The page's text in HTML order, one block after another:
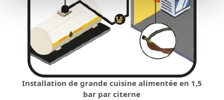
Installation de grande cuisine alimentée en 1,5
bar par citerne